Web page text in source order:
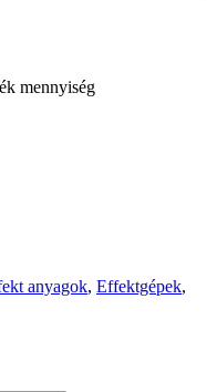
mennyiség
anyagok, Effektgépek,